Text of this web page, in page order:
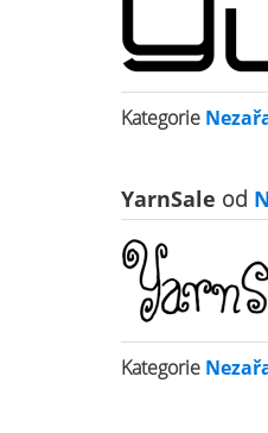
Kategorie
YarnSale od
Kategorie